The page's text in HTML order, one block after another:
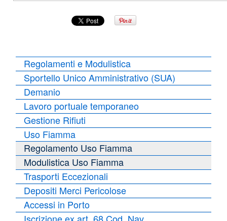
Regolamenti e Modulistica
Sportello Unico Amministrativo (SUA)
Demanio
Lavoro portuale temporaneo
Gestione Rifiuti
Uso Fiamma
Regolamento Uso Fiamma
Modulistica Uso Fiamma
Trasporti Eccezionali
Depositi Merci Pericolose
Accessi in Porto